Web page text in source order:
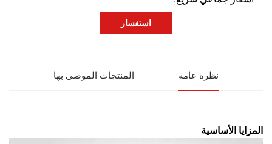
استفسار
نظرة عامة المنتجات الموصى بها
المزايا الأساسية